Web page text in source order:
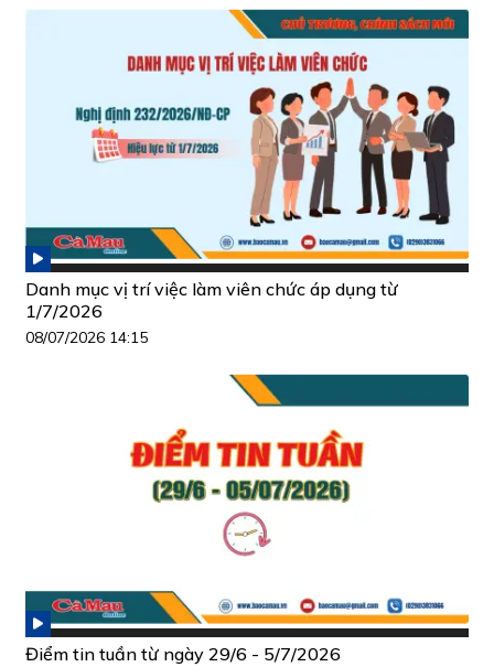
Danh mục vị trí việc làm viên chức áp dụng từ
1/7/2026
08/07/2026 14:15
Điểm tin tuần từ ngày 29/6 - 5/7/2026